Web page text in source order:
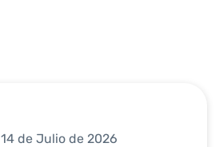
14 de Julio de 2026